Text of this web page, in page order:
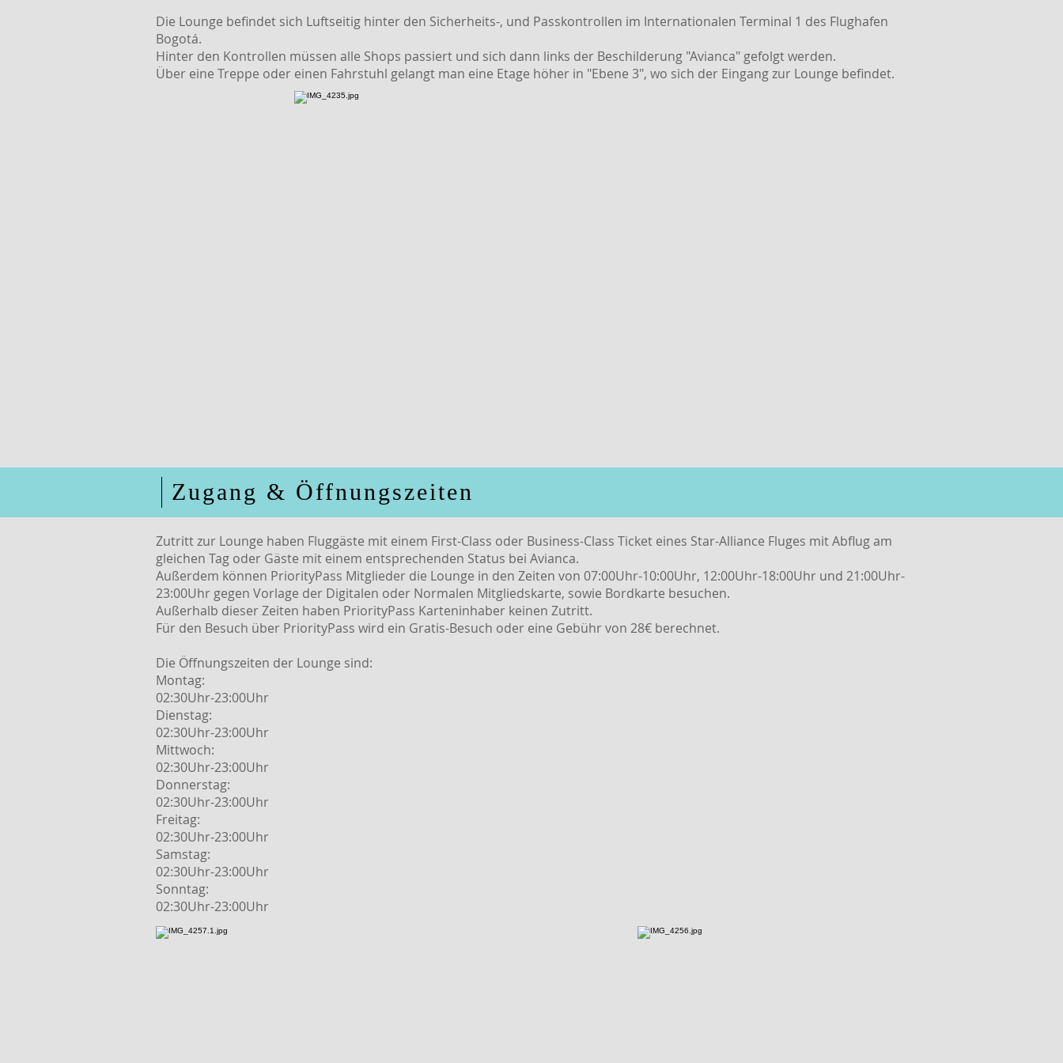
Die Lounge befindet sich Luftseitig hinter den Sicherheits-, und Passkontrollen im Internationalen Terminal 1 des Flughafen
Bogotá.
Hinter den Kontrollen müssen alle Shops passiert und sich dann links der Beschilderung "Avianca" gefolgt werden.
Über eine Treppe oder einen Fahrstuhl gelangt man eine Etage höher in "Ebene 3", wo sich der Eingang zur Lounge befindet.
Zugang & Öffnungszeiten
Zutritt zur Lounge haben Fluggäste mit einem First-Class oder Business-Class Ticket eines Star-Alliance Fluges mit Abflug am
gleichen Tag oder Gäste mit einem entsprechenden Status bei Avianca.
Außerdem können PriorityPass Mitglieder die Lounge in den Zeiten von 07:00Uhr-10:00Uhr, 12:00Uhr-18:00Uhr und 21:00Uhr-
23:00Uhr gegen Vorlage der Digitalen oder Normalen Mitgliedskarte, sowie Bordkarte besuchen.
Außerhalb dieser Zeiten haben PriorityPass Karteninhaber keinen Zutritt.
Für den Besuch über PriorityPass wird ein Gratis-Besuch oder eine Gebühr von 28€ berechnet.
Die Öffnungszeiten der Lounge sind:
Montag:
02:30Uhr-23:00Uhr
Dienstag:
02:30Uhr-23:00Uhr
Mittwoch:
02:30Uhr-23:00Uhr
Donnerstag:
02:30Uhr-23:00Uhr
Freitag:
02:30Uhr-23:00Uhr
Samstag:
02:30Uhr-23:00Uhr
Sonntag:
02:30Uhr-23:00Uhr